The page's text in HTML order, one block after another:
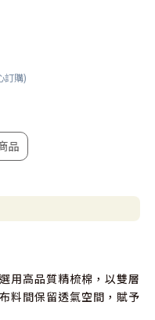
訂購)
品
用高品質精梳棉，以雙層
料間保留透氣空間，賦予